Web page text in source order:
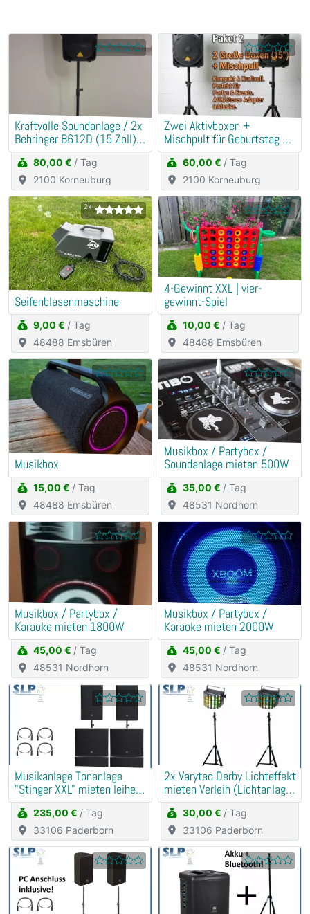
Kraftvolle Soundanlage / 2x
Behringer B612D (15 Zoll) +
Mischpult
80,00 € / Tag
2100 Korneuburg
​Zwei Aktivboxen +
Mischpult für Geburtstag &
Hochzeit
60,00 € / Tag
2100 Korneuburg
2x
Seifenblasenmaschine
9,00 € / Tag
48488 Emsbüren
4-Gewinnt XXL | vier-
gewinnt-Spiel
10,00 € / Tag
48488 Emsbüren
Musikbox
15,00 € / Tag
48488 Emsbüren
Musikbox / Partybox /
Soundanlage mieten 500W
35,00 € / Tag
48531 Nordhorn
Musikbox / Partybox /
Karaoke mieten 1800W
45,00 € / Tag
48531 Nordhorn
Musikbox / Partybox /
Karaoke mieten 2000W
45,00 € / Tag
48531 Nordhorn
Musikanlage Tonanlage
"Stinger XXL" mieten leihen
Verleih PA, DJ
235,00 € / Tag
33106 Paderborn
2x Varytec Derby Lichteffekt
mieten Verleih (Lichtanlage,
Party)
30,00 € / Tag
33106 Paderborn